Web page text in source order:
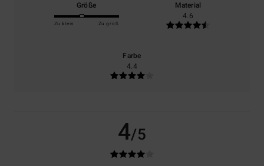
Größe
Zu klein Zu groß
Material
4.6
Farbe
4.4
4/5